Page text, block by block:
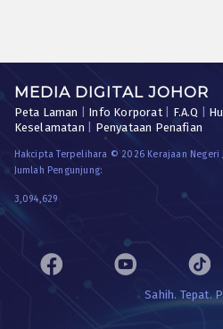
MEDIA DIGITAL JOHOR
Peta Laman Info Korporat| F.A.Q
Keselamatan
Penyataan Penafian
Hakcipta Terpelihara © 2026 Kerajaan Negeri
Jumlah Pengunjung:
3,094,629
Sahih. Tepat.